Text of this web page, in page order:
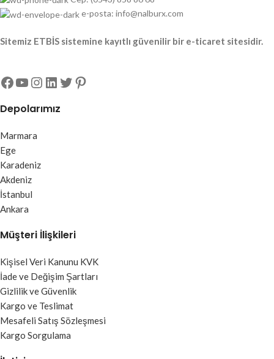
e-posta: info@nalburx.com
Sitemiz ETBİS sistemine kayıtlı güvenilir bir e-ticaret sitesidir.
Depolarımız
Marmara
Ege
Karadeniz
Akdeniz
İstanbul
Ankara
Müşteri İlişkileri
Kişisel Veri Kanunu KVK
İade ve Değişim Şartları
Gizlilik ve Güvenlik
Kargo ve Teslimat
Mesafeli Satış Sözleşmesi
Kargo Sorgulama